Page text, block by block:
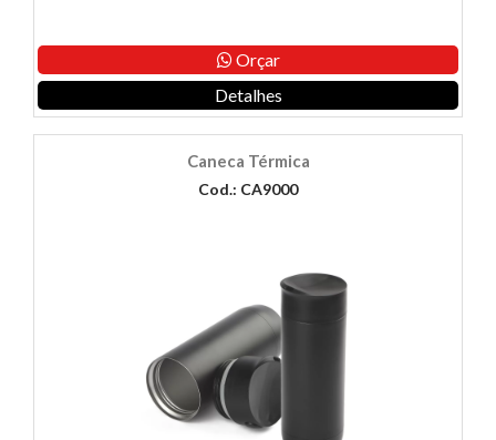
Orçar
Detalhes
Caneca Térmica
Cod.: CA9000